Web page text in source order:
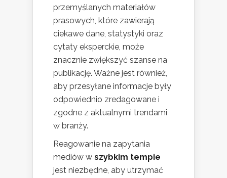
przemyślanych materiałów
prasowych, które zawierają
ciekawe dane, statystyki oraz
cytaty eksperckie, może
znacznie zwiększyć szanse na
publikację. Ważne jest również,
aby przesyłane informacje były
odpowiednio zredagowane i
zgodne z aktualnymi trendami
w branży.
Reagowanie na zapytania
mediów w szybkim tempie
jest niezbędne, aby utrzymać